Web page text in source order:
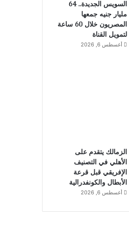
السويس الجديدة.. 64
مليار جنيه جمعها
المصريون خلال 60 ساعة
لتمويل القناة
أغسطس 6, 2026
الزمالك يتقدم على
الأهلي في التصنيف
الإفريقي قبل قرعة
الأبطال والكونفدرالية
أغسطس 6, 2026